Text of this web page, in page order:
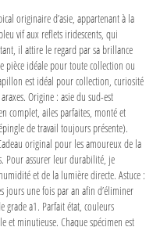
originaire d’asie, appartenant à la
vif aux reflets iridescents, qui
il attire le regard par sa brillance
pièce idéale pour toute collection ou
est idéal pour collection, curiosité
Origine : asie du sud-est
complet, ailes parfaites, monté et
de travail toujours présente).
original pour les amoureux de la
Pour assurer leur durabilité, je
et de la lumière directe. Astuce :
jours une fois par an afin d’éliminer
grade a1. Parfait état, couleurs
et minutieuse. Chaque spécimen est